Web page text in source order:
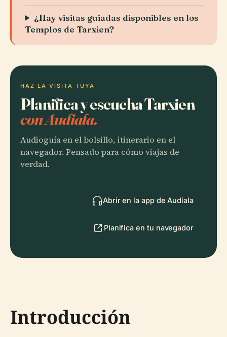
¿Hay visitas guiadas disponibles en los
Templos de Tarxien?
HAZ LA VISITA TUYA
Planifica y escucha Tarxien
con Audiala.
Audioguía en el bolsillo, itinerario en el
navegador. Pensado para cómo viajas de
verdad.
Abrir en la app de Audiala
Planifica en tu navegador
Introducción